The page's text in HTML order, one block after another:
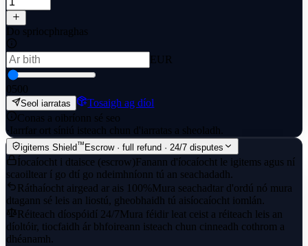
Do spriocphraghas
EUR
0500
Seol iarratas
Tosaigh ag díol
Conas a oibríonn sé seo
· Iarrfar ort síniú isteach chun d'iarratas a sheoladh.
igitems Shield™ Escrow · full refund · 24/7 disputes
Íocaíocht i dtaisce (escrow) Fanann d'íocaíocht le igitems agus ní
scaoiltear í go dtí go ndeimhníonn tú an seachadadh.
Ráthaíocht airgead ar ais 100%Mura seachadtar d'ordú nó mura
dtagann sé leis an liostú, gheobhaidh tú aisíocaíocht iomlán.
Réiteach díospóidí 24/7 Mura féidir leat ceist a réiteach leis an
díoltóir, tiocfaidh ár bhfoireann isteach chun cinneadh cothrom a
dhéanamh.